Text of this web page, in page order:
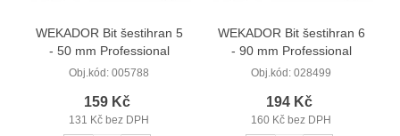
WEKADOR Bit šestihran 5
- 50 mm Professional
Obj.kód: 005788
159 Kč
131 Kč bez DPH
WEKADOR Bit šestihran 6
- 90 mm Professional
Obj.kód: 028499
194 Kč
160 Kč bez DPH